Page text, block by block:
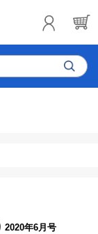
2020年6月号